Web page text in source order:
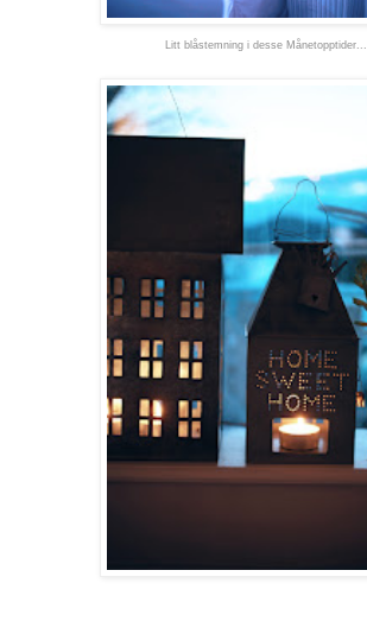
Litt blåstemning i desse Månetopptider...